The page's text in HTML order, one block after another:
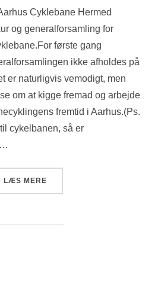
Cyklebane Hermed
og generalforsamling for
første gang
ikke afholdes på
er naturligvis vemodigt, men
om at kigge fremad og arbejde
fremtid i Aarhus.(Ps.
cykelbanen, så er
…
LÆS MERE“INDKALDELSE TIL